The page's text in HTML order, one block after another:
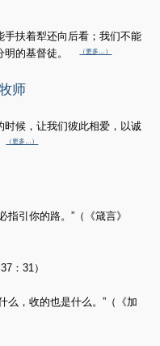
扶着犁还向后看；我们不能
的基督徒。
（更多…）
师
时候，让我们彼此相爱，以诚
（更多…）
引你的路。”（《箴言》
：31）
么，收的也是什么。”（《加